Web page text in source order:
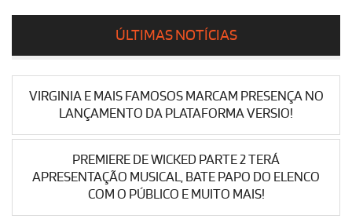
ÚLTIMAS NOTÍCIAS
VIRGINIA E MAIS FAMOSOS MARCAM PRESENÇA NO
LANÇAMENTO DA PLATAFORMA VERSIO!
PREMIERE DE WICKED PARTE 2 TERÁ
APRESENTAÇÃO MUSICAL, BATE PAPO DO ELENCO
COM O PÚBLICO E MUITO MAIS!